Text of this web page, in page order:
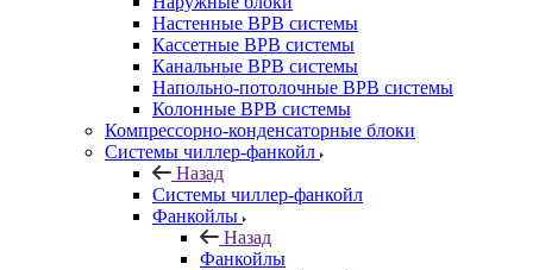
Настенные ВРВ системы
Кассетные ВРВ системы
Канальные ВРВ системы
Напольно-потолочные ВРВ системы
Колонные ВРВ системы
Компрессорно-конденсаторные блоки
Системы чиллер-фанкойл
Назад
Системы чиллер-фанкойл
Фанкойлы
Назад
Фанкойлы